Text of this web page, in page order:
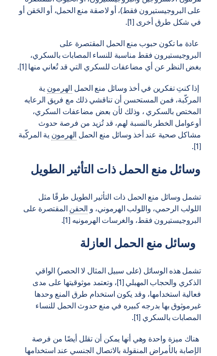
على البروجيستيرون فقط)، أو لاصقة منع الحمل، أو الحَقن أو
في شكل طرق أخرى [1].
عادة ما تكون حبوب منع الحمل المقتصرة على
البروجيستيرون فقط مناسبة للنساء المصابات بالسكري،
بغض النظر عن أي مضاعفات للسكري التي قد تُعاني منها [1].
إذا كنتِ تفكرين في أخذ وسائل منع الحمل الهرمون ية
المركّبة، فمن المستحسن أن تناقشي ذلك مع فريق الرعايه
المختص بالسكري ، وذلك لأن بعض مضاعفات السكري،
أوعوامل الخطر بالنسبة لهم، قد تُزيد من فرصة حدوث
مشاكل صحية عند أخذ وسائل منع الحمل الهرمون ية المركّبة
[1].
وسائل منع الحمل ذات التأثير الطويل
تشمل وسائل منع الحمل ذات التأثير الطويل طرقًا مثل
اللولب الرحمي، واللولب الهرموني، و الحقن المقتصرة على
البروجيستيرون فقط، والغرسات الهرمونيه [1].
وسائل منع الحمل العازلة
تشمل هذه الوسائل (على سبيل المثال لا الحصر) الواقي
الذكري والحجاب المهبلي [1]، وتعتمد موثوقيتها على مدى
فعالية استخدامها، وقد يكون استخدام طرق المنع وحدها
غيرموثوق بها بدرجه كبيره في منع حدوث الحمل للنساء
المصابات بالسكري [1].
هناك ميزة واحدة وهي أنها يمكن أن تقلل أيضًا من فرصة
الإصابة بالأمراض المنقولة بالاتصال الجنسي عند استخدامها